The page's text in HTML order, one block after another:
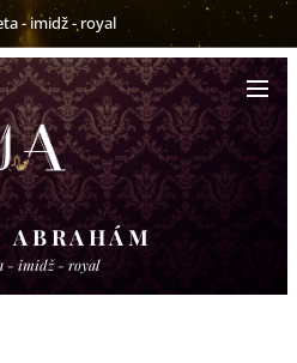
- imidž - royal
A B R A H Á M
- imidž - royal